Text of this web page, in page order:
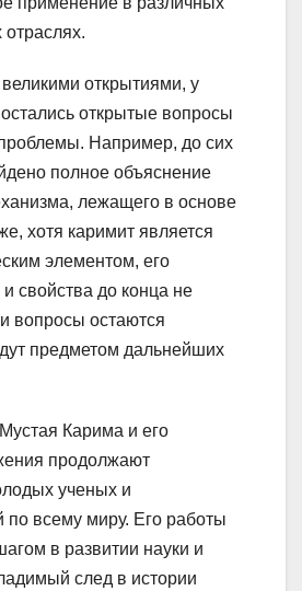
открытиями, у
открытые вопросы
Например, до сих
полное объяснение
лежащего в основе
хотя каримит является
элементом, его
свойства до конца не
вопросы остаются
предметом дальнейших
Карима и его
продолжают
ученых и
по всему миру. Его работы
в развитии науки и
след в истории